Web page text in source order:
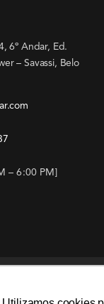
6º Andar, Ed.
– Savassi, Belo
– 6:00 PM]